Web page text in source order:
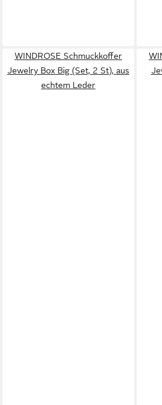
WINDROSE Schmuckkoffer
Jewelry Box Big (Set, 2 St), aus
echtem Leder